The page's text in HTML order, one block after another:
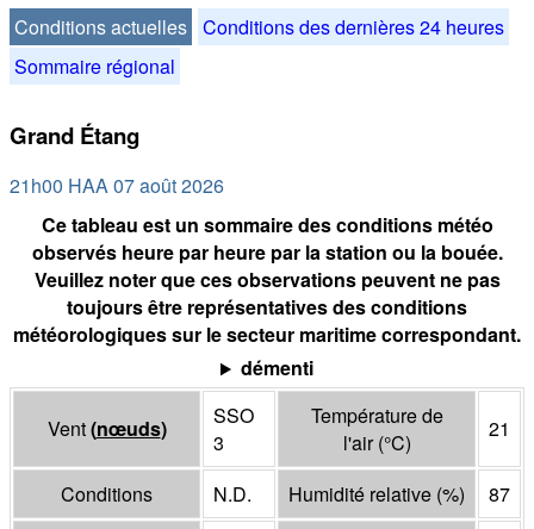
Conditions actuelles Conditions des dernières 24 heures
Sommaire régional
Grand Étang
21h00 HAA 07 août 2026
Ce tableau est un sommaire des conditions météo
observés heure par heure par la station ou la bouée.
Veuillez noter que ces observations peuvent ne pas
toujours être représentatives des conditions
météorologiques sur le secteur maritime correspondant.
démenti
Vent(nœuds)
SSO
3
Température de
l'air(°C)
21
Conditions N.D. Humidité relative (%) 87